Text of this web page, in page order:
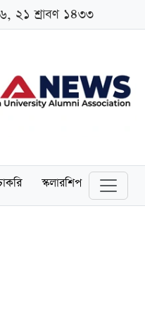
২১ শ্রাবণ ১৪৩৩
স্কলারশিপ বিনোদন